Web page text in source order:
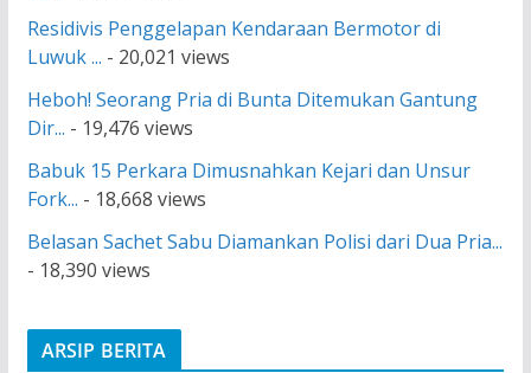
Residivis Penggelapan Kendaraan Bermotor di
Luwuk ... - 20,021 views
Heboh! Seorang Pria di Bunta Ditemukan Gantung
Dir... - 19,476 views
Babuk 15 Perkara Dimusnahkan Kejari dan Unsur
Fork... - 18,668 views
Belasan Sachet Sabu Diamankan Polisi dari Dua Pria...
- 18,390 views
ARSIP BERITA